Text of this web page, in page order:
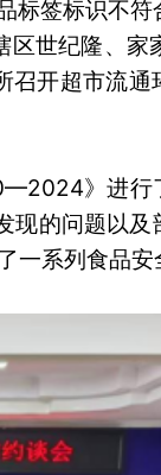
标签标识不
世纪隆、家
开超市流通
》进行
的问题以及
系列食品安